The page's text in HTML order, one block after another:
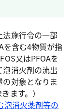
施行令の一部
を含む4物質が指
又はPFOAを
消火剤の流出
対象となりま
ます。）
泡消火薬剤等の